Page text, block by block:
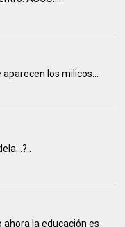
los milicos...
ahora la educación es